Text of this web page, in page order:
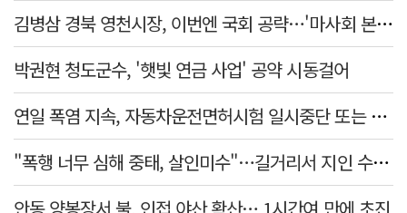
김병삼 경북 영천시장, 이번엔 국회 공략…'마사회 본사 이전·광역교통망 확충' 요청
박권현 청도군수, '햇빛 연금 사업' 공약 시동걸어
연일 폭염 지속, 자동차운전면허시험 일시중단 또는 축소 운영
"폭행 너무 심해 중태, 살인미수"…길거리서 지인 수십회 때린 50대 '긴급체포'